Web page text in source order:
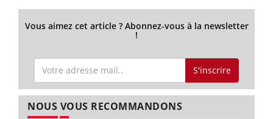
Vous aimez cet article ? Abonnez-vous à la newsletter
!
S'inscrire
NOUS VOUS RECOMMANDONS